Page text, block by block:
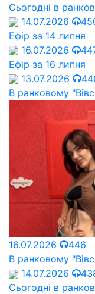
Сьогодні в
14.07.2026
Ефір за 14 липня
16.07.2026
Ефір за 16 липня
13.07.2026
В ранковому
16.07.2026
446
В ранковому
14.07.2026
Сьогодні в